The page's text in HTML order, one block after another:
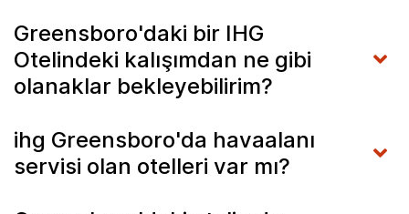
Greensboro'daki bir IHG
Otelindeki kalışımdan ne gibi
olanaklar bekleyebilirim?
ihg Greensboro'da havaalanı
servisi olan otelleri var mı?